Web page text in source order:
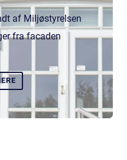
af Miljøstyrelsen
fra facaden